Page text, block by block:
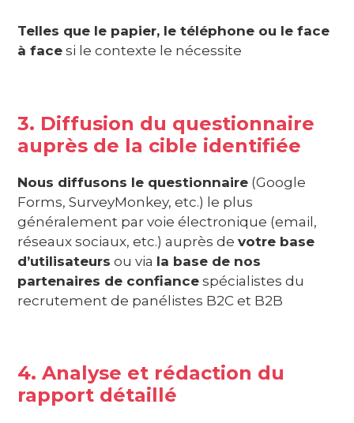
Telles que le papier, le téléphone ou le face
à face si le contexte le nécessite
3. Diffusion du questionnaire
auprès de la cible identifiée
Nous diffusons le questionnaire (Google
Forms, SurveyMonkey, etc.) le plus
généralement par voie électronique (email,
réseaux sociaux, etc.) auprès devotre base
d’utilisateurs ou via la base de nos
partenaires de confiance spécialistes du
recrutement de panélistes B2C et B2B
4. Analyse et rédaction du
rapport détaillé